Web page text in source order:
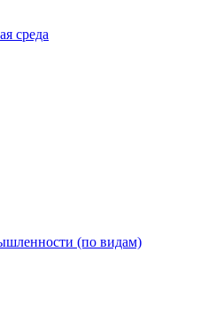
среда
(по видам)